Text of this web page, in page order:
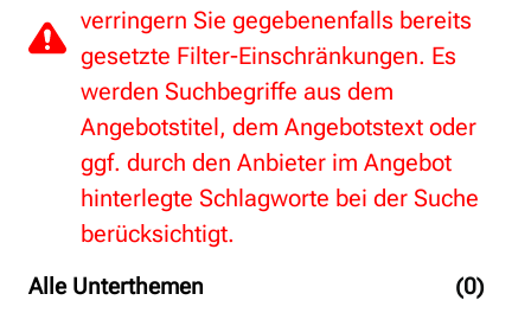
Alle Unterthemen
(0)
verringern Sie gegebenenfalls bereits
gesetzte Filter-Einschränkungen. Es
werden Suchbegriffe aus dem
Angebotstitel, dem Angebotstext oder
ggf. durch den Anbieter im Angebot
hinterlegte Schlagworte bei der Suche
berücksichtigt.